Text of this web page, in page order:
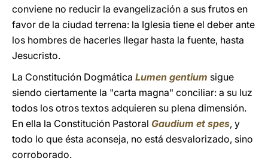
conviene no reducir la evangelización a sus frutos en
favor de la ciudad terrena: la Iglesia tiene el deber ante
los hombres de hacerles llegar hasta la fuente, hasta
Jesucristo.
La Constitución Dogmática Lumen gentium sigue
siendo ciertamente la "carta magna" conciliar: a su luz
todos los otros textos adquieren su plena dimensión.
En ella la Constitución Pastoral Gaudium et spes, y
todo lo que ésta aconseja, no está desvalorizado, sino
corroborado.